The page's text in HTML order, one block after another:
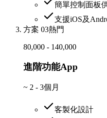
簡單控制面板
支援iOS及
方案 03熱門
80,000 - 140,000
進階功能App
~ 2 - 3個月
客製化設計